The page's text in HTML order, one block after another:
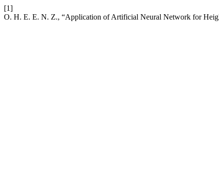
[1]
O. H. E. E. N. Z., “Application of Artificial Neural Network for